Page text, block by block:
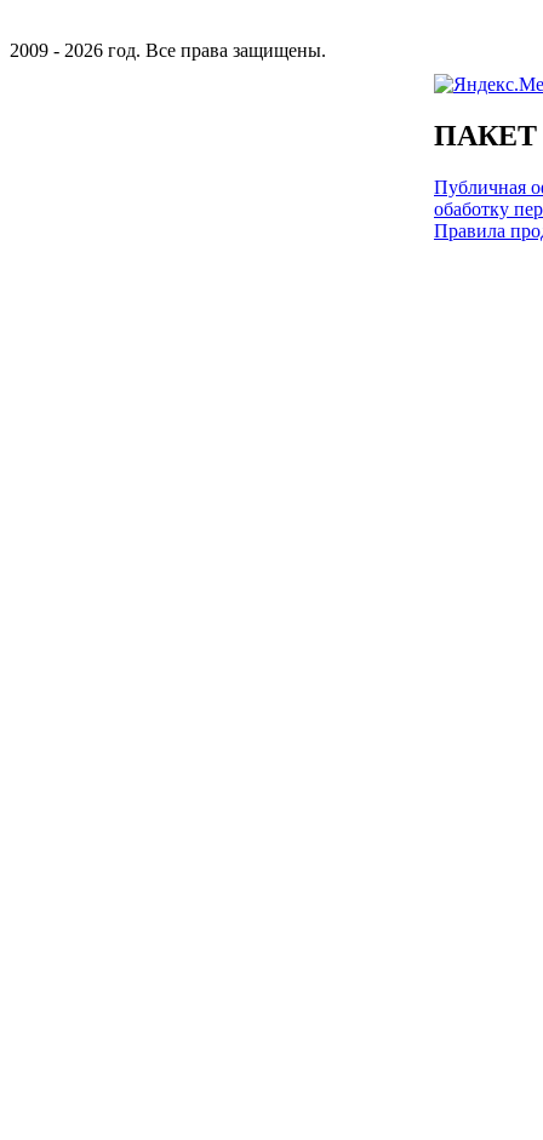
2009 - 2026 год. Все права защищены.
Публичная
обаботку
Правила